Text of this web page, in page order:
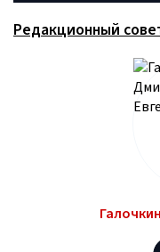
Редакционный